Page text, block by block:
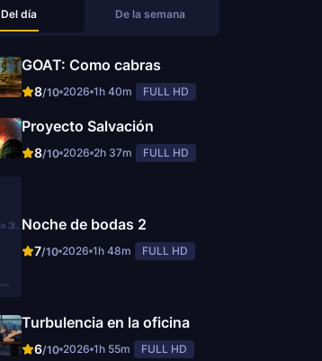
Del día De la semana
GOAT: Como cabras
8/10 2026 1h 40m FULL HD
Proyecto Salvación
8/10 2026 2h 37m FULL HD
Noche de bodas 2
7/10 2026 1h 48m FULL HD
Turbulencia en la oficina
6/10 2026 1h 55m FULL HD